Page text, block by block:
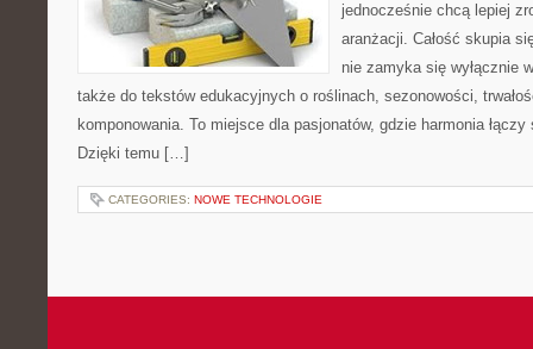
jednocześnie chcą lepiej
aranżacji. Całość skupia
nie zamyka się wyłącznie
także do tekstów edukacyjnych o roślinach, sezonowości,
komponowania. To miejsce dla pasjonatów, gdzie harmonia
Dzięki temu […]
CATEGORIES: NOWE TECHNOLOGIE